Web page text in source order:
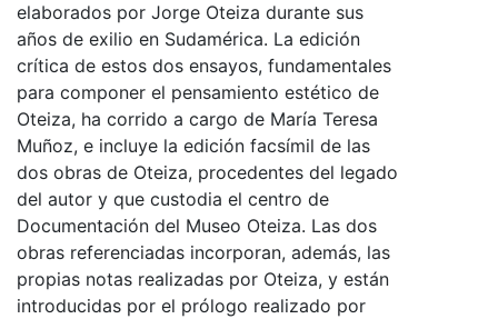
elaborados por Jorge Oteiza durante sus
años de exilio en Sudamérica. La edición
crítica de estos dos ensayos, fundamentales
para componer el pensamiento estético de
Oteiza, ha corrido a cargo de María Teresa
Muñoz, e incluye la edición facsímil de las
dos obras de Oteiza, procedentes del legado
del autor y que custodia el centro de
Documentación del Museo Oteiza. Las dos
obras referenciadas incorporan, además, las
propias notas realizadas por Oteiza, y están
introducidas por el prólogo realizado por